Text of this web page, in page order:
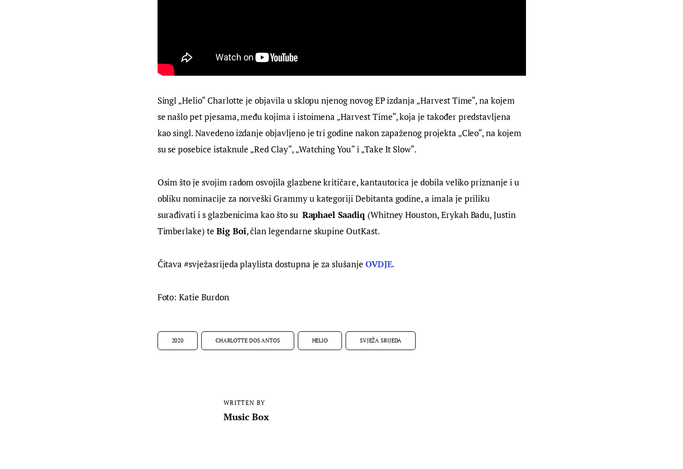
Singl „Helio“ Charlotte je objavila u sklopu njenog novog EP izdanja „Harvest Time“, na kojem
se našlo pet pjesama, među kojima i istoimena „Harvest Time“, koja je također predstavljena
kao singl. Navedeno izdanje objavljeno je tri godine nakon zapaženog projekta „Cleo“, na kojem
su se posebice istaknule „Red Clay“, „Watching You“ i „Take It Slow“.
Osim što je svojim radom osvojila glazbene kritičare, kantautorica je dobila veliko priznanje i u
obliku nominacije za norveški Grammy u kategoriji Debitanta godine, a imala je priliku
surađivati i s glazbenicima kao što su Raphael Saadiq (Whitney Houston, Erykah Badu, Justin
Timberlake) te Big Boi, član legendarne skupine OutKast.
Čitava #svježasrijeda playlista dostupna je za slušanje OVDJE.
Foto: Katie Burdon
2020 CHARLOTTE DOS ANTOS HELIO SVJEŽA SRIJEDA
WRITTEN BY
Music Box